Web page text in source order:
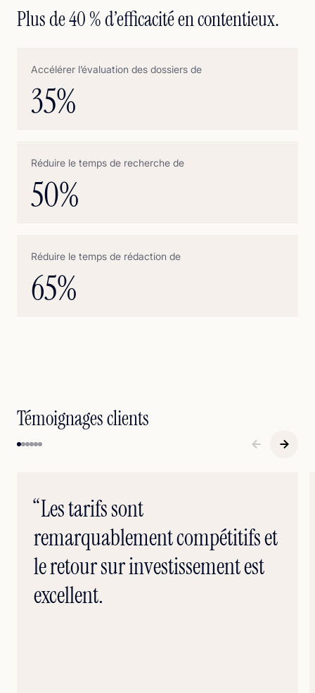
Plus de 40 % d’efficacité en contentieux.
Accélérer l’évaluation des dossiers de
35%
Réduire le temps de recherche de
50%
Réduire le temps de rédaction de
65%
Témoignages clients
“Les tarifs sont
remarquablement compétitifs et
le retour sur investissement est
excellent.